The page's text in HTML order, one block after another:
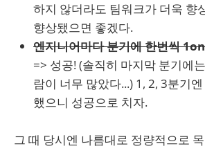
하지 않더라도 팀워크가 더욱 향
향상됐으면 좋겠다.
엔지니어마다 분기에 한번씩
=> 성공! (솔직히 마지막 분기에
람이 너무 많았다...) 1, 2, 3분기
했으니 성공으로 치자.
그 때 당시엔 나름대로 정량적으로